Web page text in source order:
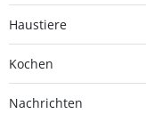
Haustiere
Kochen
Nachrichten